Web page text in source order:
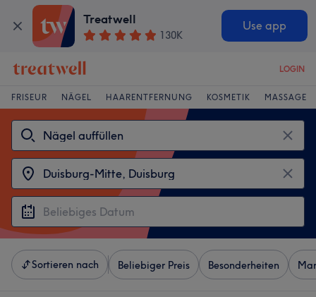
Treatwell
130K
Use app
LOGIN
FRISEUR NÄGEL HAARENTFERNUNG KOSMETIK MASSAGE
Sortieren nach Beliebiger Preis Besonderheiten